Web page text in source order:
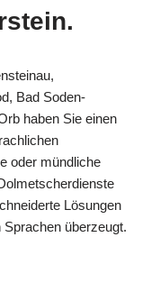
Bad Soden-
haben Sie einen
oder mündliche
Lösungen
überzeugt.